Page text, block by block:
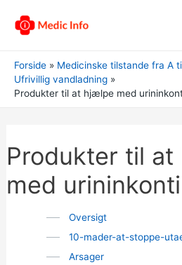
Forside
Medicinske tilstande fra A
Ufrivillig vandladning
Produkter til at hjælpe med
Produkter til
med
Oversigt
10-mader-at-stoppe-
Arsager